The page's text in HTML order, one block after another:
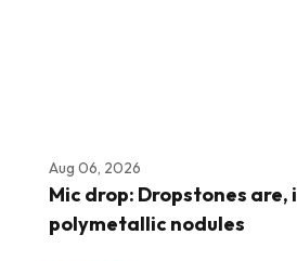
Aug 06, 2026
Mic drop: Dropstones are,
polymetallic nodules